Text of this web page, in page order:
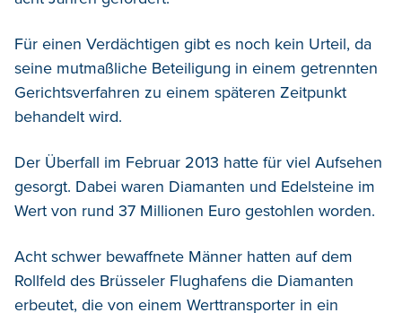
Für einen Verdächtigen gibt es noch kein Urteil, da
seine mutmaßliche Beteiligung in einem getrennten
Gerichtsverfahren zu einem späteren Zeitpunkt
behandelt wird.
Der Überfall im Februar 2013 hatte für viel Aufsehen
gesorgt. Dabei waren Diamanten und Edelsteine im
Wert von rund 37 Millionen Euro gestohlen worden.
Acht schwer bewaffnete Männer hatten auf dem
Rollfeld des Brüsseler Flughafens die Diamanten
erbeutet, die von einem Werttransporter in ein